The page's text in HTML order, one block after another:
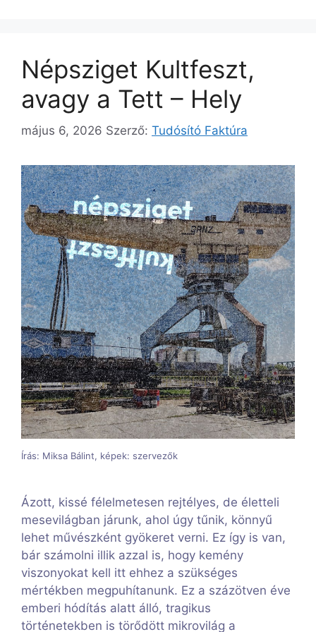
Népsziget Kultfeszt,
avagy a Tett – Hely
május 6, 2026 Szerző: Tudósító Faktúra
Írás: Miksa Bálint, képek: szervezők
Ázott, kissé félelmetesen rejtélyes, de életteli
mesevilágban járunk, ahol úgy tűnik, könnyű
lehet művészként gyökeret verni. Ez így is van,
bár számolni illik azzal is, hogy kemény
viszonyokat kell itt ehhez a szükséges
mértékben megpuhítanunk. Ez a százötven éve
emberi hódítás alatt álló, tragikus
történetekben is törődött mikrovilág a